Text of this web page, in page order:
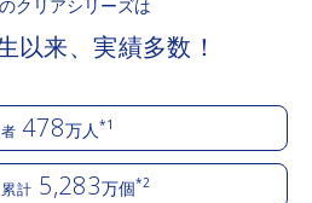
クリアシリーズは
以来、実績多数！
478万人*1
計 5,283万個*2